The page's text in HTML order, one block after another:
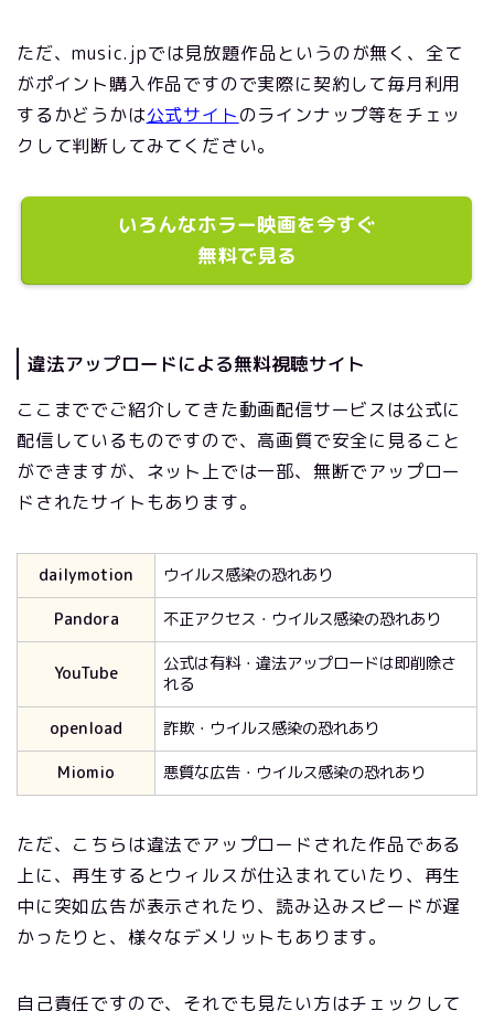
ただ、music.jpでは見放題作品というのが無く、全て
がポイント購入作品ですので実際に契約して毎月利用
するかどうかは公式サイトのラインナップ等をチェッ
クして判断してみてください。
いろんなホラー映画を今すぐ
無料で見る
違法アップロードによる無料視聴サイト
ここまででご紹介してきた動画配信サービスは公式に
配信しているものですので、高画質で安全に見ること
ができますが、ネット上では一部、無断でアップロー
ドされたサイトもあります。
dailymotion
ウイルス感染の恐れあり
Pandora
不正アクセス・ウイルス感染の恐れあり
YouTube
公式は有料・違法アップロードは即削除さ
れる
openload
詐欺・ウイルス感染の恐れあり
Miomio
悪質な広告・ウイルス感染の恐れあり
ただ、こちらは違法でアップロードされた作品である
上に、再生するとウィルスが仕込まれていたり、再生
中に突如広告が表示されたり、読み込みスピードが遅
かったりと、様々なデメリットもあります。
自己責任ですので、それでも見たい方はチェックして